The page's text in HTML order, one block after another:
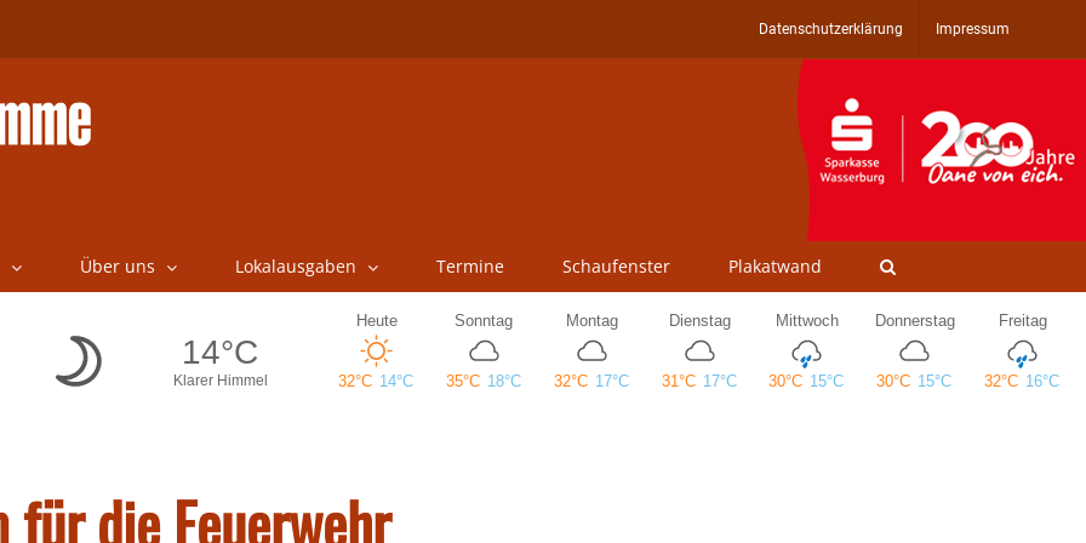
Datenschutzerklärung Impressum
Über uns Lokalausgaben Termine Schaufenster Plakatwand
für die Feuerwehr